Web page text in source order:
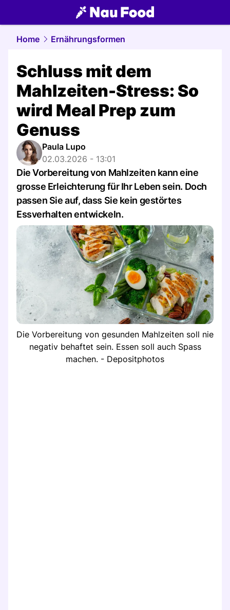
food.NAU.ch
Home Ernährungsformen
Schluss mit dem
Mahlzeiten-Stress: So
wird Meal Prep zum
Genuss
Paula Lupo
02.03.2026 - 13:01
Die Vorbereitung von Mahlzeiten kann eine
grosse Erleichterung für Ihr Leben sein. Doch
passen Sie auf, dass Sie kein gestörtes
Essverhalten entwickeln.
Die Vorbereitung von gesunden Mahlzeiten soll nie
negativ behaftet sein. Essen soll auch Spass
machen. - Depositphotos